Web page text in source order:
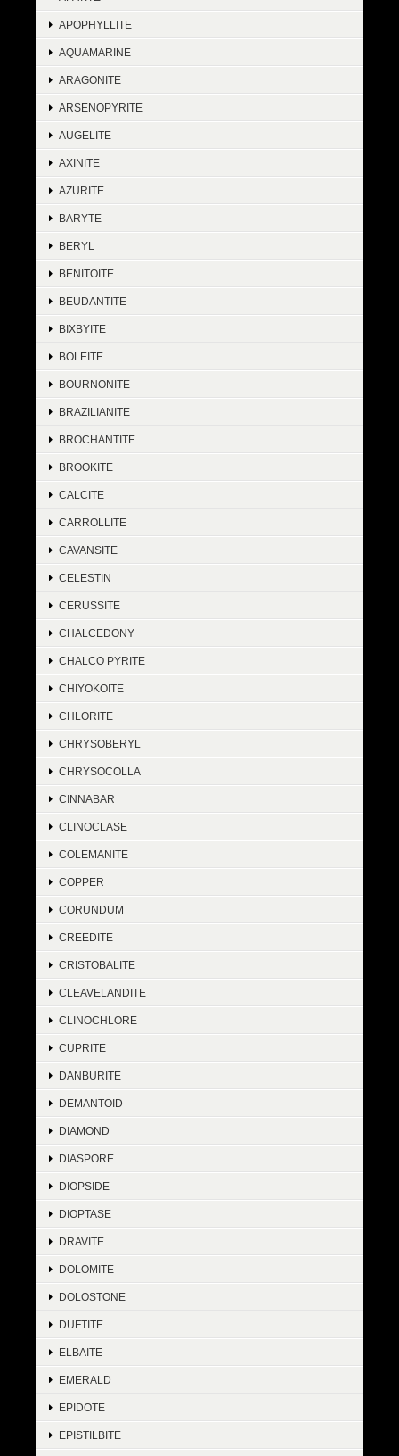
APOPHYLLITE
AQUAMARINE
ARAGONITE
ARSENOPYRITE
AUGELITE
AXINITE
AZURITE
BARYTE
BERYL
BENITOITE
BEUDANTITE
BIXBYITE
BOLEITE
BOURNONITE
BRAZILIANITE
BROCHANTITE
BROOKITE
CALCITE
CARROLLITE
CAVANSITE
CELESTIN
CERUSSITE
CHALCEDONY
CHALCO PYRITE
CHIYOKOITE
CHLORITE
CHRYSOBERYL
CHRYSOCOLLA
CINNABAR
CLINOCLASE
COLEMANITE
COPPER
CORUNDUM
CREEDITE
CRISTOBALITE
CLEAVELANDITE
CLINOCHLORE
CUPRITE
DANBURITE
DEMANTOID
DIAMOND
DIASPORE
DIOPSIDE
DIOPTASE
DRAVITE
DOLOMITE
DOLOSTONE
DUFTITE
ELBAITE
EMERALD
EPIDOTE
EPISTILBITE